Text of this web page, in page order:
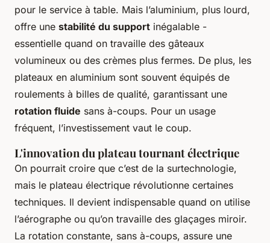
pour le service à table. Mais l’aluminium, plus lourd,
offre une stabilité du support inégalable -
essentielle quand on travaille des gâteaux
volumineux ou des crèmes plus fermes. De plus, les
plateaux en aluminium sont souvent équipés de
roulements à billes de qualité, garantissant une
rotation fluide sans à-coups. Pour un usage
fréquent, l’investissement vaut le coup.
L'innovation du plateau tournant électrique
On pourrait croire que c’est de la surtechnologie,
mais le plateau électrique révolutionne certaines
techniques. Il devient indispensable quand on utilise
l’aérographe ou qu’on travaille des glaçages miroir.
La rotation constante, sans à-coups, assure une